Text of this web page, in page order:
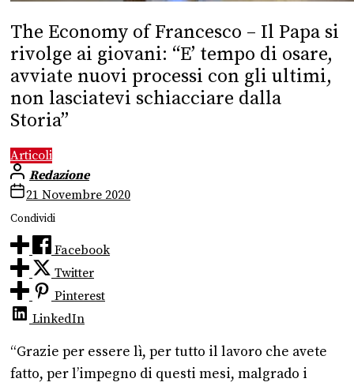
The Economy of Francesco – Il Papa si
rivolge ai giovani: “E’ tempo di osare,
avviate nuovi processi con gli ultimi,
non lasciatevi schiacciare dalla
Storia”
Articoli
Redazione
21 Novembre 2020
Condividi
Facebook
Twitter
Pinterest
LinkedIn
“Grazie per essere lì, per tutto il lavoro che avete
fatto, per l’impegno di questi mesi, malgrado i